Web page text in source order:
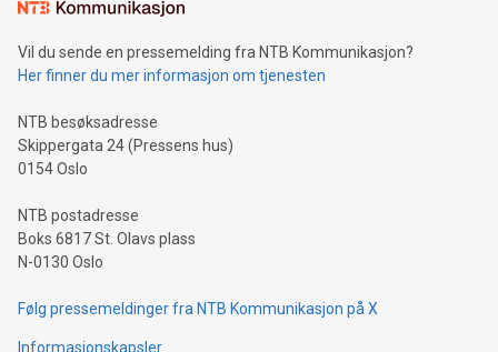
Vil du sende en pressemelding fra NTB Kommunikasjon?
Her finner du mer informasjon om tjenesten
NTB besøksadresse
Skippergata 24 (Pressens hus)
0154 Oslo
NTB postadresse
Boks 6817 St. Olavs plass
N-0130 Oslo
Følg pressemeldinger fra NTB Kommunikasjon på X
Informasjonskapsler